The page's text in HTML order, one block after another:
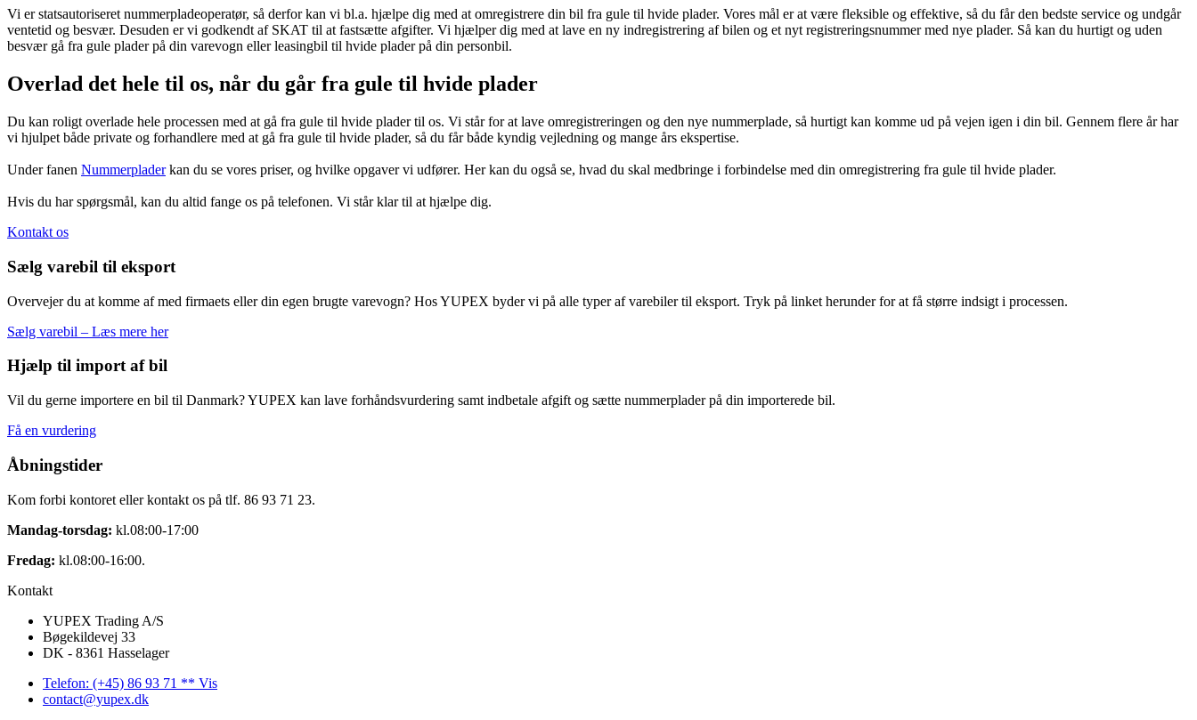
Vi er statsautoriseret nummerpladeoperatør, så derfor kan vi bl.a. hjælpe dig med at omregistrere din bil fra gule til hvide plader. Vores mål er at være fleksible og effektive, så du får den bedste service og undgår
ventetid og besvær. Desuden er vi godkendt af SKAT til at fastsætte afgifter. Vi hjælper dig med at lave en ny indregistrering af bilen og et nyt registreringsnummer med nye plader. Så kan du hurtigt og uden
besvær gå fra gule plader på din varevogn eller leasingbil til hvide plader på din personbil.
Overlad det hele til os, når du går fra gule til hvide plader
Du kan roligt overlade hele processen med at gå fra gule til hvide plader til os. Vi står for at lave omregistreringen og den nye nummerplade, så hurtigt kan komme ud på vejen igen i din bil. Gennem flere år har
vi hjulpet både private og forhandlere med at gå fra gule til hvide plader, så du får både kyndig vejledning og mange års ekspertise.
Under fanen Nummerpladerkan du se vores priser, og hvilke opgaver vi udfører. Her kan du også se, hvad du skal medbringe i forbindelse med din omregistrering fra gule til hvide plader.
Hvis du har spørgsmål, kan du altid fange os på telefonen. Vi står klar til at hjælpe dig.
Kontakt os
Sælg varebil til eksport
Overvejer du at komme af med firmaets eller din egen brugte varevogn? Hos YUPEX byder vi på alle typer af varebiler til eksport. Tryk på linket herunder for at få større indsigt i processen.
Sælg varebil – Læs mere her
Hjælp til import af bil
Vil du gerne importere en bil til Danmark? YUPEX kan lave forhåndsvurdering samt indbetale afgift og sætte nummerplader på din importerede bil.
Få en vurdering
Åbningstider
Kom forbi kontoret eller kontakt os på tlf. 86 93 71 23.
Mandag-torsdag: kl.08:00-17:00
Fredag: kl.08:00-16:00.
Kontakt
YUPEX Trading A/S
Bøgekildevej 33
DK - 8361 Hasselager
Telefon: (+45) 86 93 71 ** Vis
contact@yupex.dk